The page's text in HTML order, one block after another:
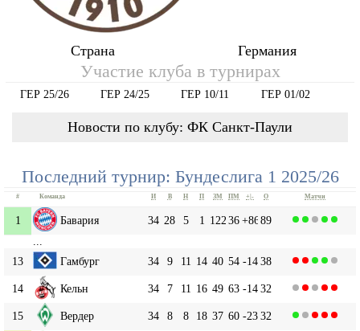
Страна Германия
Участие клуба в турнирах
ГЕР 25/26 ГЕР 24/25 ГЕР 10/11 ГЕР 01/02
Новости по клубу: ФК Санкт-Паули
Последний турнир: Бундеслига 1 2025/26
# Команда И В Н П ЗМ ПМ +|- О Матчи
1 Бавария 34 28 5 1 12236+8689
13
Гамбург 34 9 11 14 40 54 -14 38
14 Кельн 34 7 11 16 49 63 -14 32
15 Вердер 34 8 8 18 37 60 -23 32